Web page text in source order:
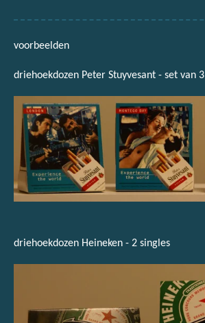
voorbeelden
driehoekdozen Peter Stuyvesant - set van 3
driehoekdozen Heineken - 2 singles